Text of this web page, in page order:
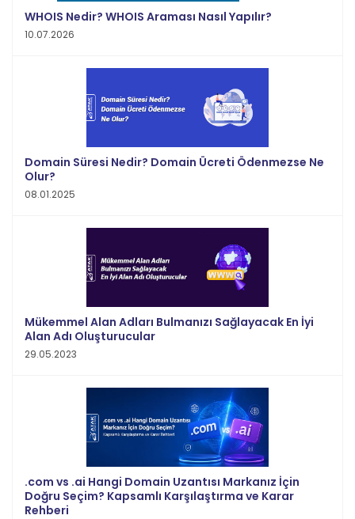
WHOIS Nedir? WHOIS Araması Nasıl Yapılır?
10.07.2026
Domain Süresi Nedir? Domain Ücreti Ödenmezse Ne
Olur?
08.01.2025
Mükemmel Alan Adları Bulmanızı Sağlayacak En İyi
Alan Adı Oluşturucular
29.05.2023
.com vs .ai Hangi Domain Uzantısı Markanız İçin
Doğru Seçim? Kapsamlı Karşılaştırma ve Karar
Rehberi